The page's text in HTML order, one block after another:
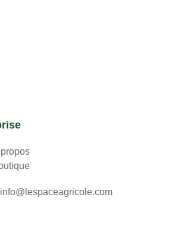
info@lespaceagricole.com